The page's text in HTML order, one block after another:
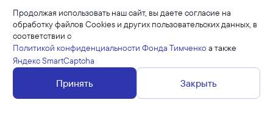
Мария Морозова: «Ближайшее
окружение человека
и развитие сообщества вокруг
него становится нашим
основным фокусом»
Продолжая использовать наш сайт, вы даете согласие на
обработку файлов Cookies и других пользовательских данных, в
соответствии с
Политикой конфиденциальности Фонда Тимченко а также
Яндекс SmartCaptcha
Принять Закрыть